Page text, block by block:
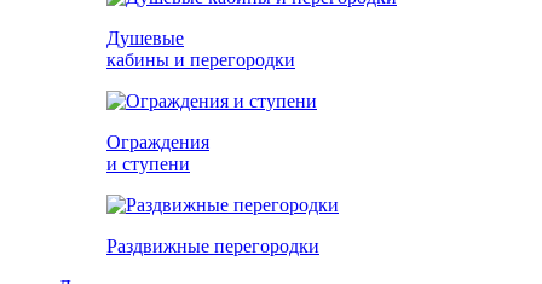
Душевые
кабины и перегородки
Ограждения
и ступени
Раздвижные перегородки